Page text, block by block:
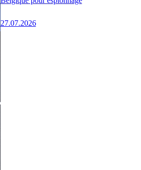
27.07.2026